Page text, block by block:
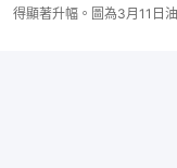
得顯著升幅。圖為3月11日